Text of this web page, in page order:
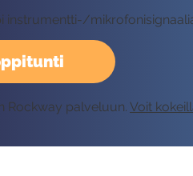
instrumentti-/
Rockway palveluun. Voit